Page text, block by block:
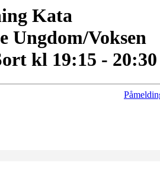
Kata
Ungdom/Voksen
kl 19:15 - 20:30